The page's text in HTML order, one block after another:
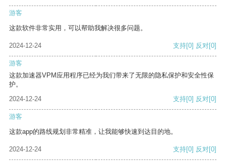
游客
这款软件非常实用，可以帮助我解决很多问题。
2024-12-24 支持[0] 反对[0]
游客
这款加速器VPM应用程序已经为我们带来了无限的隐私保护和安全性保
护。
2024-12-24
支持[0] 反对[0]
游客
这款app的路线规划非常精准，让我能够快速到达目的地。
2024-12-24 支持[0] 反对[0]